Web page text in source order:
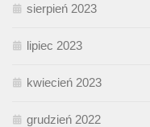
sierpień 2023
lipiec 2023
kwiecień 2023
grudzień 2022